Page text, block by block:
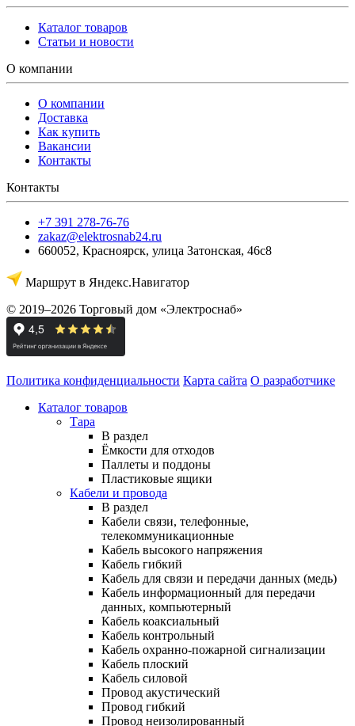
Каталог товаров
Статьи и новости
О компании
О компании
Доставка
Как купить
Вакансии
Контакты
Контакты
+7 391 278-76-76
zakaz@elektrosnab24.ru
660052, Красноярск, улица Затонская, 46с8
Маршрут в Яндекс.Навигатор
© 2019–2026 Торговый дом «Электроснаб»
Политика конфиденциальности Карта сайта О разработчике
Каталог товаров
Тара
В раздел
Ёмкости для отходов
Паллеты и поддоны
Пластиковые ящики
Кабели и провода
В раздел
Кабели связи, телефонные,
телекоммуникационные
Кабель высокого напряжения
Кабель гибкий
Кабель для связи и передачи данных (медь)
Кабель информационный для передачи
данных, компьютерный
Кабель коаксиальный
Кабель контрольный
Кабель охранно-пожарной сигнализации
Кабель плоский
Кабель силовой
Провод акустический
Провод гибкий
Провод неизолированный